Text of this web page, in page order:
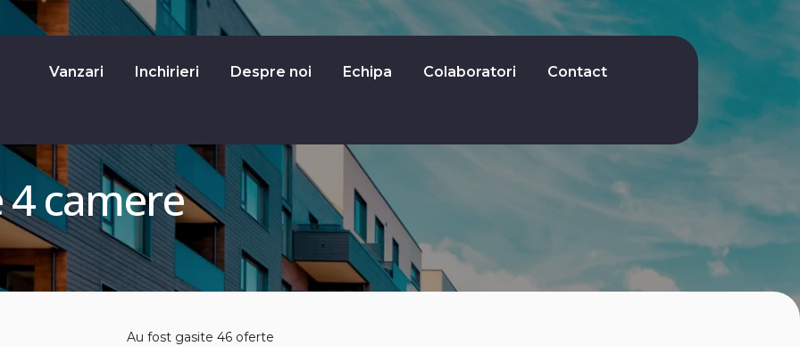
Vanzari Inchirieri Despre noi Echipa Colaboratori Contact
4 camere
Au fost gasite 46 oferte